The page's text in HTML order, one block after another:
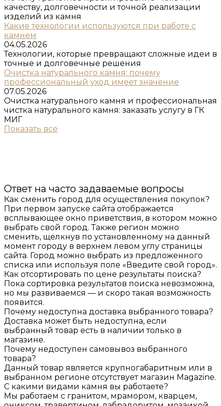
качеству, долговечности и точной реализации
изделий из камня
Какие технологии используются при работе с
камнем
04.05.2026
Технологии, которые превращают сложные идеи в
точные и долговечные решения
Очистка натурального камня: почему
профессиональный уход имеет значение
07.05.2026
Очистка натурального камня и профессиональная
чистка натурального камня: заказать услугу в ГК
МИГ
Показать все
Ответ на часто задаваемые вопросы
Как сменить город для осуществления покупок?
При первом запуске сайта отображается
всплывающее окно приветствия, в котором можно
выбрать свой город. Также регион можно
сменить, щелкнув по установленному на данный
момент городу в верхнем левом углу страницы
сайта. Город можно выбрать из предложенного
списка или используя поле «Введите свой город».
Как отсортировать по цене результаты поиска?
Пока сортировка результатов поиска невозможна,
но мы развиваемся — и скоро такая возможность
появится.
Почему недоступна доставка выбранного товара?
Доставка может быть недоступна, если
выбранный товар есть в наличии только в
магазине.
Почему недоступен самовывоз выбранного
товара?
Данный товар является крупногабаритным или в
выбранном регионе отсутствует магазин Magazine.
С какими видами камня вы работаете?
Мы работаем с гранитом, мрамором, кварцем,